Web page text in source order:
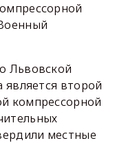
Львовской
является второй
компрессорной
местные